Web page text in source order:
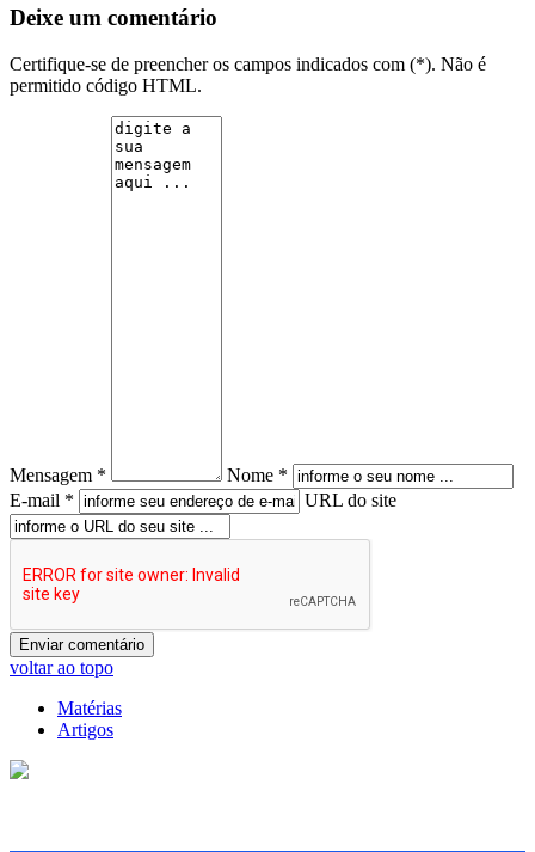
Deixe um comentário
Certifique-se de preencher os campos indicados com (*). Não é
permitido código HTML.
Mensagem *
Nome *
E-mail *
URL do site
voltar ao topo
Matérias
Artigos